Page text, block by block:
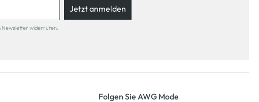
Jetzt anmelden
Newsletter widerrufen.
Folgen Sie AWG Mode